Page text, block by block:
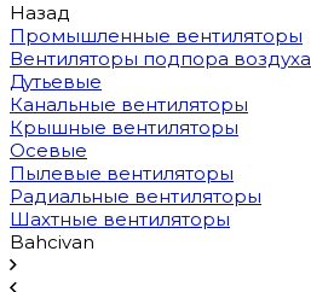
Назад
Промышленные вентиляторы
Вентиляторы подпора воздуха
Дутьевые
Канальные вентиляторы
Крышные вентиляторы
Осевые
Пылевые вентиляторы
Радиальные вентиляторы
Шахтные вентиляторы
Bahcivan